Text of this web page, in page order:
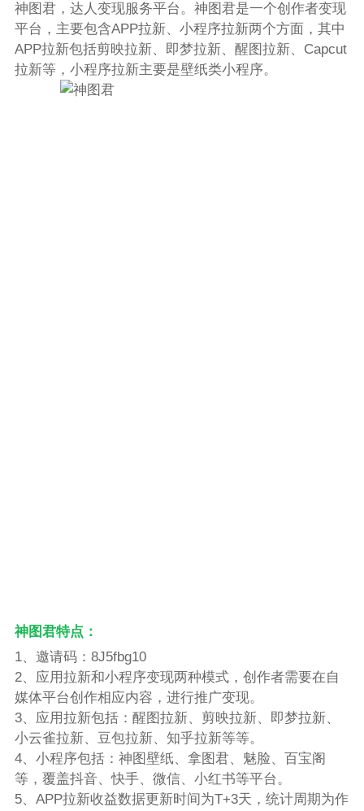
神图君，达人变现服务平台。神图君是一个创作者变现
平台，主要包含APP拉新、小程序拉新两个方面，其中
APP拉新包括剪映拉新、即梦拉新、醒图拉新、Capcut
拉新等，小程序拉新主要是壁纸类小程序。
神图君特点：
1、邀请码：8J5fbg10
2、应用拉新和小程序变现两种模式，创作者需要在自
媒体平台创作相应内容，进行推广变现。
3、应用拉新包括：醒图拉新、剪映拉新、即梦拉新、
小云雀拉新、豆包拉新、知乎拉新等等。
4、小程序包括：神图壁纸、拿图君、魅脸、百宝阁
等，覆盖抖音、快手、微信、小红书等平台。
5、APP拉新收益数据更新时间为T+3天，统计周期为作